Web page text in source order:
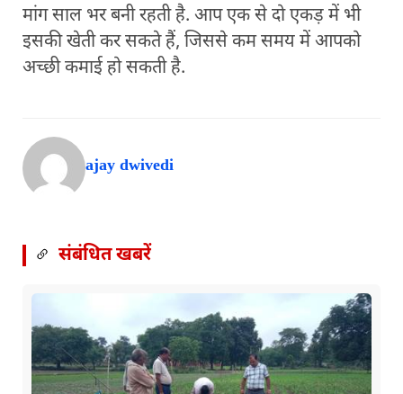
मांग साल भर बनी रहती है. आप एक से दो एकड़ में भी
इसकी खेती कर सकते हैं, जिससे कम समय में आपको
अच्छी कमाई हो सकती है.
ajay dwivedi
संबंधित खबरें